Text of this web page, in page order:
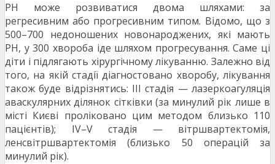
РН може розвиватися двома шляхами: за
регресивним або прогресивним типом. Відомо, що з
500–700 недоношених новонароджених, які мають
РН, у 300 хвороба іде шляхом прогресування. Саме ці
діти і підлягають хірургічному лікуванню. Залежно від
того, на якій стадії діагностовано хворобу, лікування
також буде відрізнятись: ІІІ стадія — лазеркоагуляція
аваскулярних ділянок сітківки (за минулий рік лише в
місті Києві проліковано цим методом близько 110
пацієнтів); ІV–V стадія — вітршвартектомія,
ленсвітршвартектомія (близько 50 операцій за
минулий рік).